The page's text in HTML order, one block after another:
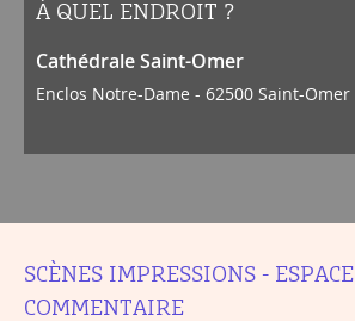
À QUEL ENDROIT ?
Cathédrale Saint-Omer
Enclos Notre-Dame - 62500 Saint-Omer
SCÈNES IMPRESSIONS - ESPACE
COMMENTAIRE